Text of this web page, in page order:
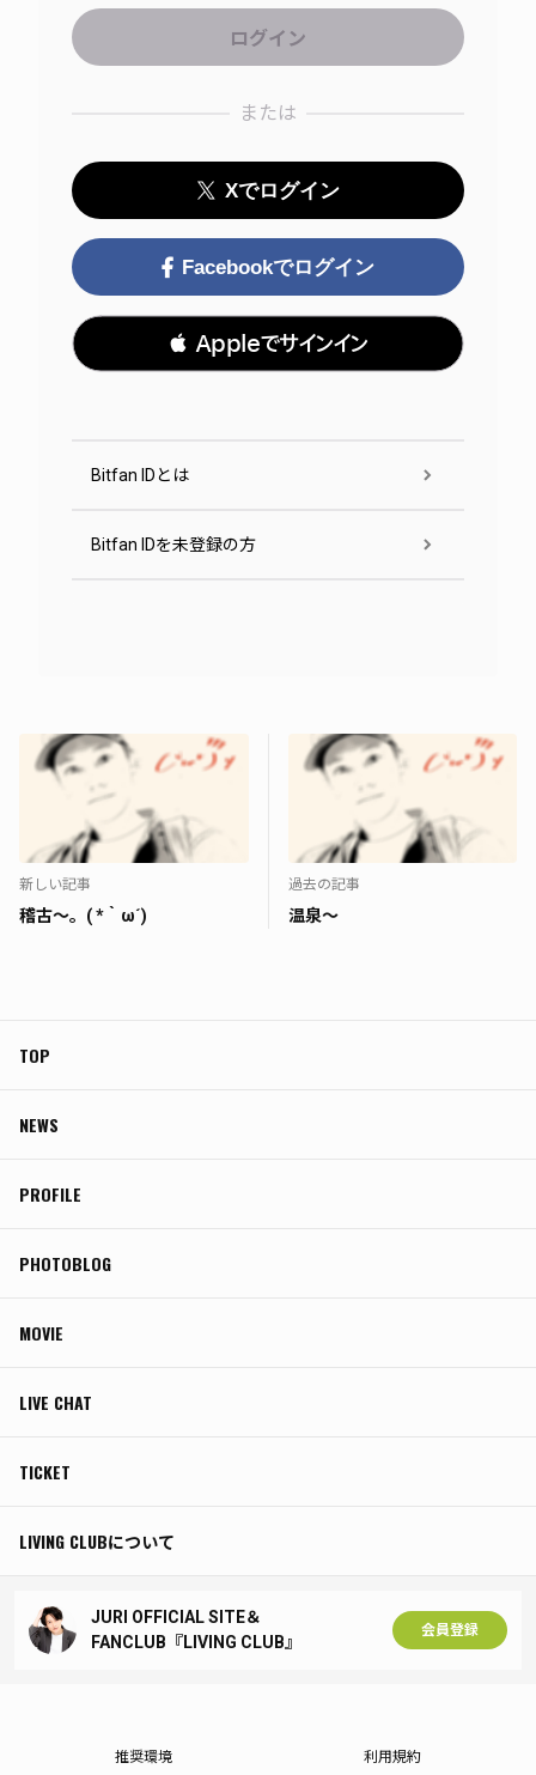
または
Xでログイン
Facebookでログイン
 Appleでサインイン
Bitfan IDとは
Bitfan IDを未登録の方
新しい記事
稽古〜。( *｀ω´)
過去の記事
温泉〜
TOP
NEWS
PROFILE
PHOTOBLOG
MOVIE
LIVE CHAT
TICKET
LIVING CLUBについて
JURI OFFICIAL SITE＆
FANCLUB『LIVING CLUB』
会員登録
推奨環境 利用規約